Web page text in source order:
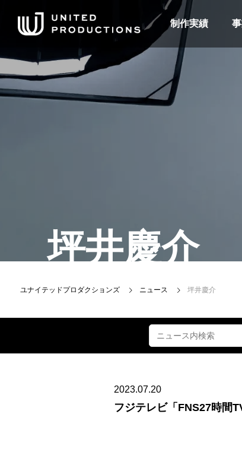
制作実績
坪井慶介
ユナイテッドプロダクションズ ニュース 坪井慶介
2023.07.20
フジテレビ「FNS27時間